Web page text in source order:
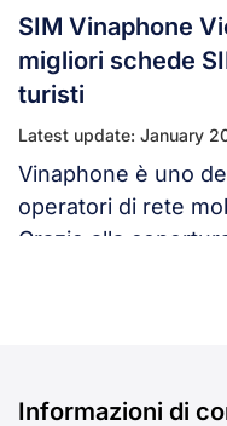
SIM Vinaphone
migliori schede
turisti
Latest update: January
Vinaphone è uno
operatori di rete
Grazie alla
Questa guida
Informazioni di